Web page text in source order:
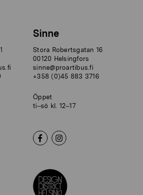
Sinne
Stora Robertsgatan 16
00120 Helsingfors
sinne@proartibus.fi
+358 (0)45 883 3716
Öppet
ti–sö kl. 12–17